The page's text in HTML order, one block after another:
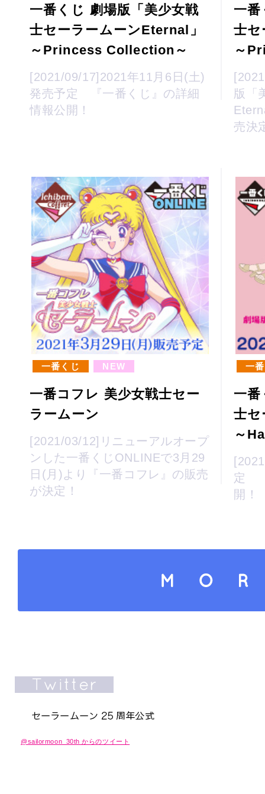
一番くじ 劇場版「美少女戦
士セーラームーンEternal」
～Princess Collection～
[2021/09/17]2021年11月6日(土)
発売予定 『一番くじ』の詳細
情報公開！
一番
士
～
版「
売決
一番くじ NEW
一番コフレ 美少女戦士セー
ラームーン
[2021/03/12]リニューアルオープ
ンした一番くじONLINEで3月29
日(月)より『一番コフレ』の販売
が決定！
一
一番
士
～
定
開！
@sailormoon_30th からのツイート